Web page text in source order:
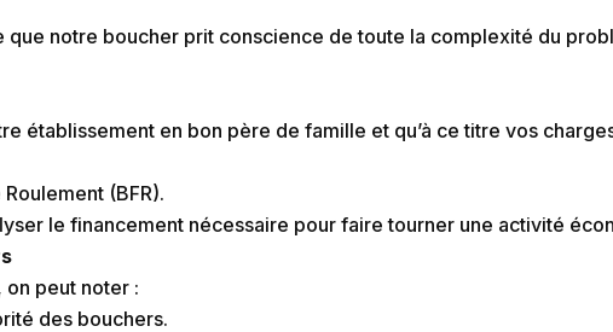
que notre boucher prit conscience de toute la complexité du
établissement en bon père de famille et qu’à ce titre vos
(BFR).
le financement nécessaire pour faire tourner une activité
peut noter :
des bouchers.